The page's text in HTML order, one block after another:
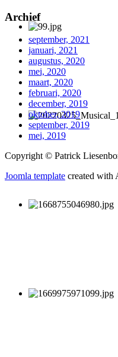
Archief
september, 2021
januari, 2021
augustus, 2020
mei, 2020
maart, 2020
februari, 2020
december, 2019
oktober, 2019
september, 2019
mei, 2019
Copyright © Patrick
Joomla template created with